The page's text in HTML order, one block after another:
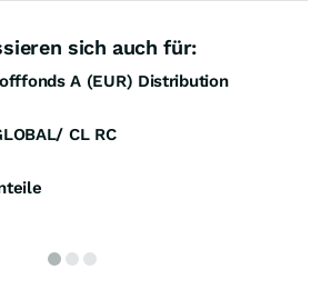
sich auch für:
A (EUR) Distribution
CL RC